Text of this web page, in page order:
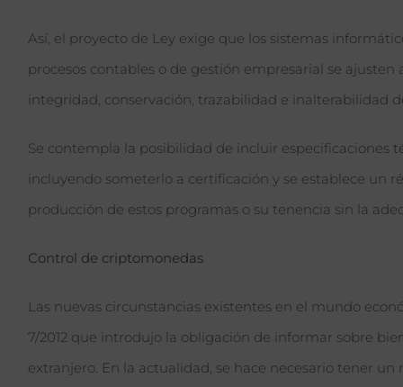
Así, el proyecto de Ley exige que los sistemas
procesos contables o de gestión empresarial se
integridad, conservación, trazabilidad e inalterabilidad
Se contempla la posibilidad de incluir especificaciones
incluyendo someterlo a certificación y se establece un
producción de estos programas o su tenencia sin la
Control de criptomonedas
Las nuevas circunstancias existentes en el mundo
7/2012 que introdujo la obligación de informar sobre
extranjero. En la actualidad, se hace necesario tener un